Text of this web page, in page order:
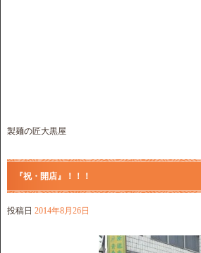
製麺の匠大黒屋
『祝・開店』！！！
投稿日 2014年8月26日